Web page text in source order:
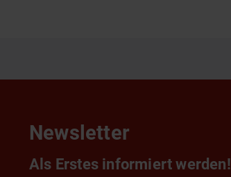
Newsletter
Als Erstes informiert werden!